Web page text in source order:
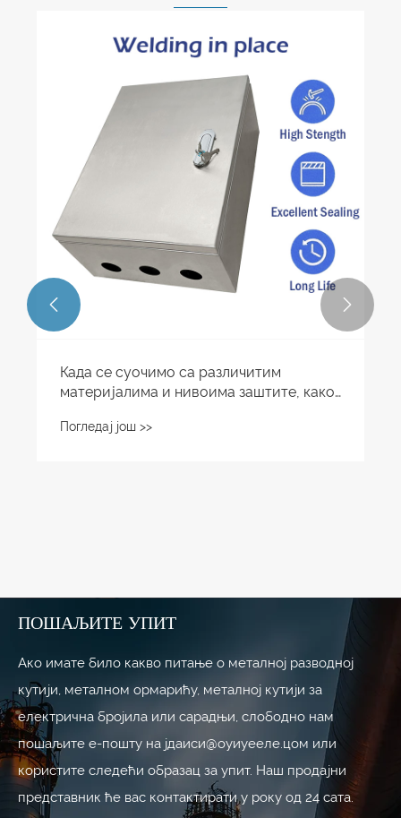
Када се суочимо са различитим
материјалима и нивоима заштите, како
Погледај још >>
 
ПОШАЉИТЕ УПИТ
Ако имате било какво питање о металној разводној
кутији, металном ормарићу, металној кутији за
електрична бројила или сарадњи, слободно нам
пошаљите е-пошту на јдаиси@оуиуееле.цом или
користите следећи образац за упит. Наш продајни
представник ће вас контактирати у року од 24 сата.